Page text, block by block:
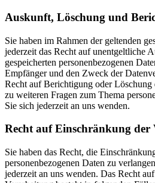
Auskunft, Löschung und
Sie haben im Rahmen der geltenden
jederzeit das Recht auf unentgeltliche
gespeicherten personenbezogenen
Empfänger und den Zweck der
Recht auf Berichtigung oder
zu weiteren Fragen zum Thema
Sie sich jederzeit an uns wenden.
Recht auf Einschränkung der
Sie haben das Recht, die
personenbezogenen Daten zu
jederzeit an uns wenden. Das Recht